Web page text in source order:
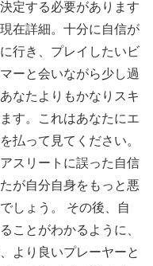
定する必要があります
在詳細。十分に自信が
行き、プレイしたいビ
ーと会いながら少し過
なたよりもかなりスキ
す。これはあなたにエ
払って見てください。
スリートに誤った自信
が自分自身をもっと悪
しょう。 その後、自
ことがわかるように、
より良いプレーヤーと